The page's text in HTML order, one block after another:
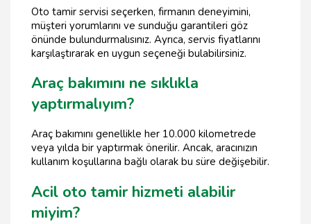
Oto tamir servisi seçerken, firmanın deneyimini,
müşteri yorumlarını ve sunduğu garantileri göz
önünde bulundurmalısınız. Ayrıca, servis fiyatlarını
karşılaştırarak en uygun seçeneği bulabilirsiniz.
Araç bakımını ne sıklıkla
yaptırmalıyım?
Araç bakımını genellikle her 10.000 kilometrede
veya yılda bir yaptırmak önerilir. Ancak, aracınızın
kullanım koşullarına bağlı olarak bu süre değişebilir.
Acil oto tamir hizmeti alabilir
miyim?